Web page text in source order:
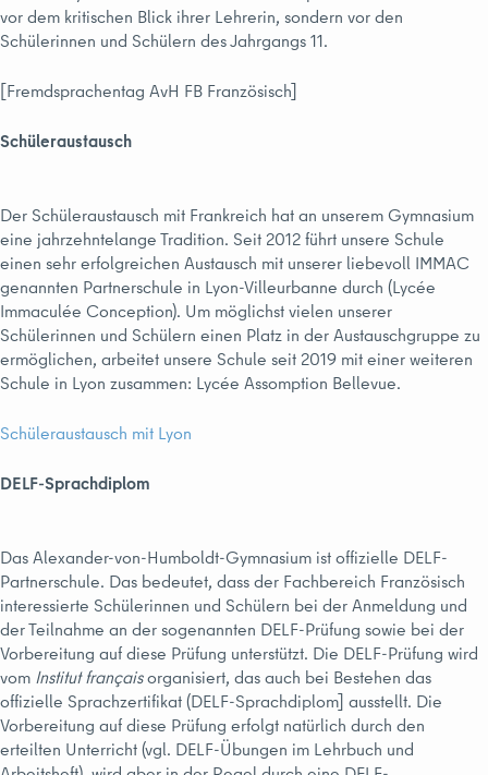
vor dem kritischen Blick ihrer Lehrerin, sondern vor den
Schülerinnen und Schülern des Jahrgangs 11.
[Fremdsprachentag AvH FB Französisch]
Schüleraustausch
Der Schüleraustausch mit Frankreich hat an unserem Gymnasium
eine jahrzehntelange Tradition. Seit 2012 führt unsere Schule
einen sehr erfolgreichen Austausch mit unserer liebevoll IMMAC
genannten Partnerschule in Lyon-Villeurbanne durch (Lycée
Immaculée Conception). Um möglichst vielen unserer
Schülerinnen und Schülern einen Platz in der Austauschgruppe zu
ermöglichen, arbeitet unsere Schule seit 2019 mit einer weiteren
Schule in Lyon zusammen: Lycée Assomption Bellevue.
Schüleraustausch mit Lyon
DELF-Sprachdiplom
Das Alexander-von-Humboldt-Gymnasium ist offizielle DELF-
Partnerschule. Das bedeutet, dass der Fachbereich Französisch
interessierte Schülerinnen und Schülern bei der Anmeldung und
der Teilnahme an der sogenannten DELF-Prüfung sowie bei der
Vorbereitung auf diese Prüfung unterstützt. Die DELF-Prüfung wird
vom Institut françaisorganisiert, das auch bei Bestehen das
offizielle Sprachzertifikat (DELF-Sprachdiplom] ausstellt. Die
Vorbereitung auf diese Prüfung erfolgt natürlich durch den
erteilten Unterricht (vgl. DELF-Übungen im Lehrbuch und